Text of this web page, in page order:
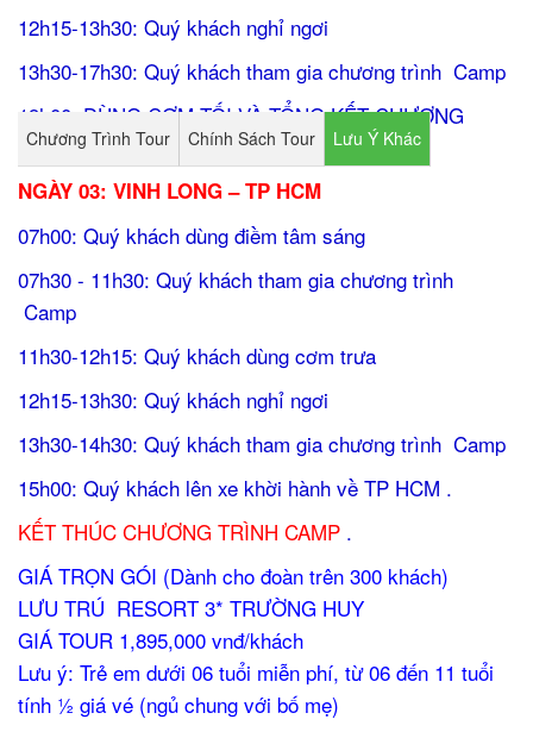
Chương Trình Tour Chính Sách Tour Lưu Ý Khác
12h15-13h30: Quý khách nghỉ ngơi
13h30-17h30: Quý khách tham gia chương trình Camp
19h00: DÙNG CƠM TỐI VÀ TỔNG KẾT CHƯƠNG
TRÌNH
NGÀY 03: VINH LONG – TP HCM
07h00: Quý khách dùng điềm tâm sáng
07h30 - 11h30: Quý khách tham gia chương trình
Camp
11h30-12h15: Quý khách dùng cơm trưa
12h15-13h30: Quý khách nghỉ ngơi
13h30-14h30: Quý khách tham gia chương trình Camp
15h00: Quý khách lên xe khời hành về TP HCM .
KẾT THÚC CHƯƠNG TRÌNH CAMP .
GIÁ TRỌN GÓI (Dành cho đoàn trên 300 khách)
LƯU TRÚ RESORT 3* TRƯỜNG HUY
GIÁ TOUR 1,895,000 vnđ/khách
Lưu ý: Trẻ em dưới 06 tuổi miễn phí, từ 06 đến 11 tuổi
tính ½ giá vé (ngủ chung với bố mẹ)